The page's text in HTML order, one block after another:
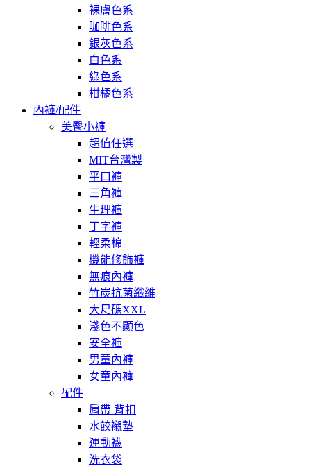
裸膚色系
咖啡色系
銀灰色系
白色系
綠色系
柑橘色系
內褲/配件
美臀小褲
超值任選
MIT台灣製
平口褲
三角褲
生理褲
丁字褲
輕柔棉
機能修飾褲
無痕內褲
竹炭抗菌纖維
大尺碼XXL
淺色不顯色
安全褲
男童內褲
女童內褲
配件
肩帶 背扣
水餃襯墊
運動襪
洗衣袋